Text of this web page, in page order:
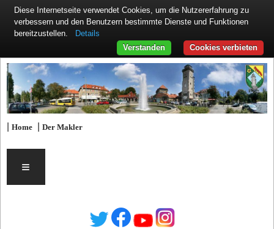
|Home |Der Makler
≡
Diese Internetseite verwendet Cookies, um die Nutzererfahrung zu
verbessern und den Benutzern bestimmte Dienste und Funktionen
bereitzustellen.
Details
Cookies verbieten
Verstanden